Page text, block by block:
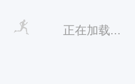
正在加载...